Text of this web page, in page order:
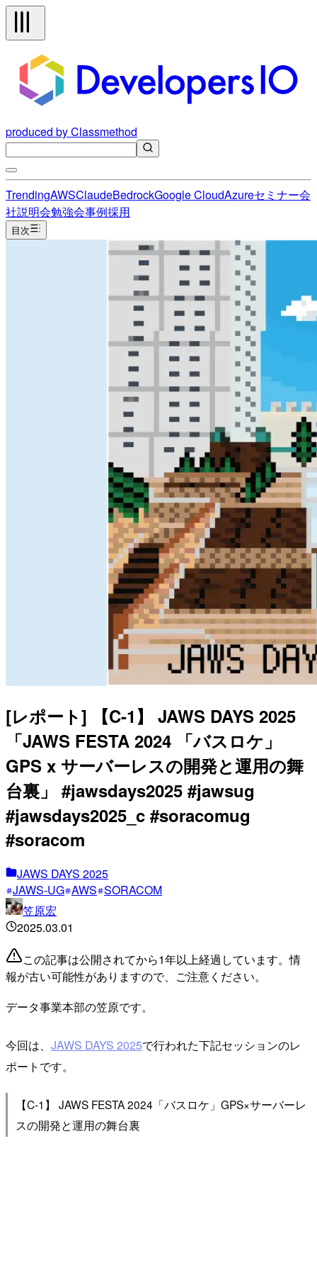
produced by Classmethod
TrendingAWSClaudeBedrockGoogle CloudAzureセミナー会
社説明会勉強会事例採用
目次
[レポート] 【C-1】 JAWS DAYS 2025
「JAWS FESTA 2024 「バスロケ」
GPS x サーバーレスの開発と運用の舞
台裏」 #jawsdays2025 #jawsug
#jawsdays2025_c #soracomug
#soracom
JAWS DAYS 2025
JAWS-UG AWS SORACOM
笠原宏
2025.03.01
この記事は公開されてから1年以上経過しています。情
報が古い可能性がありますので、ご注意ください。
データ事業本部の笠原です。
今回は、 JAWS DAYS 2025で行われた下記セッションのレ
ポートです。
【C-1】 JAWS FESTA 2024「バスロケ」GPS×サーバーレ
スの開発と運用の舞台裏